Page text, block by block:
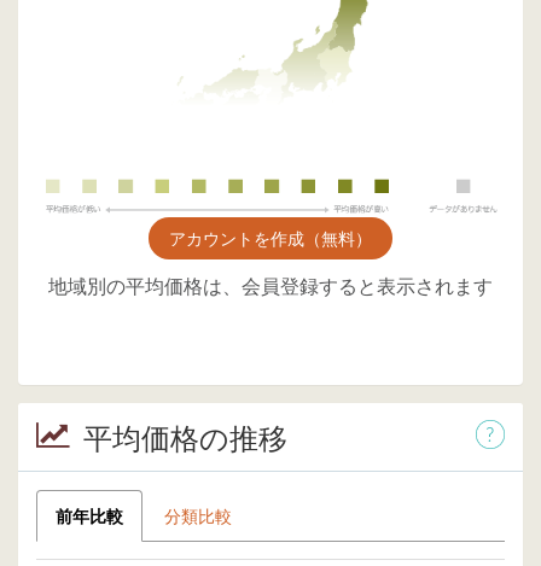
アカウントを作成（無料）
地域別の平均価格は、会員登録すると表示されます
平均価格の推移
前年比較 分類比較